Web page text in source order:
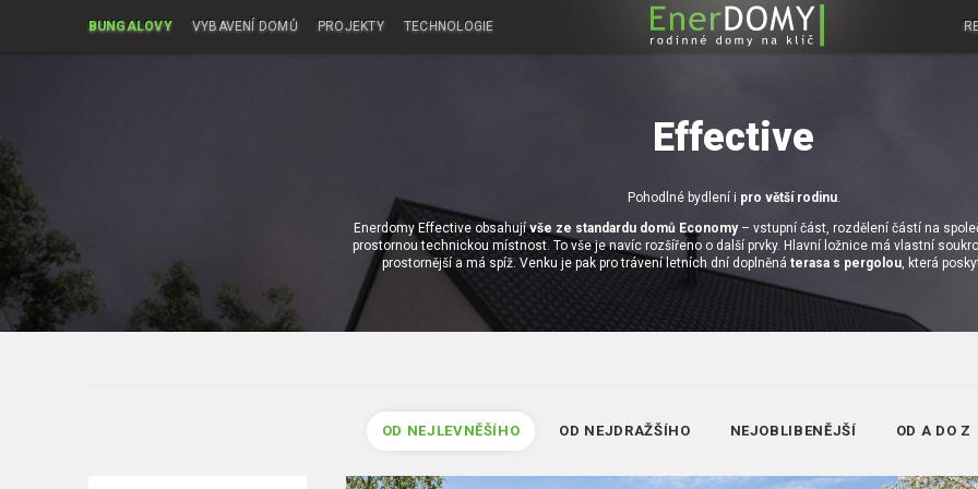
BUNGALOVY VYBAVENÍ DOMŮ PROJEKTY TECHNOLOGIE
Effective
Pohodlné bydlení i pro větší rodinu.
Enerdomy Effective obsahujívše ze standardu domů Economy– vstupní část, rozdělení částí na
prostornou technickou místnost. To vše je navíc rozšířeno o další prvky. Hlavní ložnice má vlastní
prostornější a má spíž. Venku je pak pro trávení letních dní doplněná terasa s pergolou, která
OD NEJLEVNĚŠÍHO OD NEJDRAŽŠÍHO NEJOBLIBENĚJŠÍ OD A DO Z